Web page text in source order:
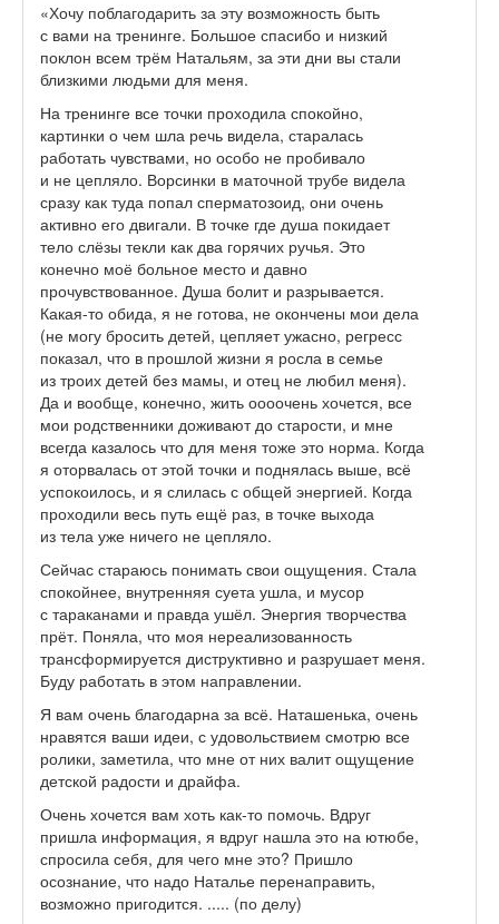
«Хочу поблагодарить за эту возможность быть
с вами на тренинге. Большое спасибо и низкий
поклон всем трём Натальям, за эти дни вы стали
близкими людьми для меня.
На тренинге все точки проходила спокойно,
картинки о чем шла речь видела, старалась
работать чувствами, но особо не пробивало
и не цепляло. Ворсинки в маточной трубе видела
сразу как туда попал сперматозоид, они очень
активно его двигали. В точке где душа покидает
тело слёзы текли как два горячих ручья. Это
конечно моё больное место и давно
прочувствованное. Душа болит и разрывается.
Какая-то обида, я не готова, не окончены мои дела
(не могу бросить детей, цепляет ужасно, регресс
показал, что в прошлой жизни я росла в семье
из троих детей без мамы, и отец не любил меня).
Да и вообще, конечно, жить оооочень хочется, все
мои родственники доживают до старости, и мне
всегда казалось что для меня тоже это норма. Когда
я оторвалась от этой точки и поднялась выше, всё
успокоилось, и я слилась с общей энергией. Когда
проходили весь путь ещё раз, в точке выхода
из тела уже ничего не цепляло.
Сейчас стараюсь понимать свои ощущения. Стала
спокойнее, внутренняя суета ушла, и мусор
с тараканами и правда ушёл. Энергия творчества
прёт. Поняла, что моя нереализованность
трансформируется диструктивно и разрушает меня.
Буду работать в этом направлении.
Я вам очень благодарна за всё. Наташенька, очень
нравятся ваши идеи, с удовольствием смотрю все
ролики, заметила, что мне от них валит ощущение
детской радости и драйфа.
Очень хочется вам хоть как-то помочь. Вдруг
пришла информация, я вдруг нашла это на ютюбе,
спросила себя, для чего мне это? Пришло
осознание, что надо Наталье перенаправить,
возможно пригодится. ..... (по делу)